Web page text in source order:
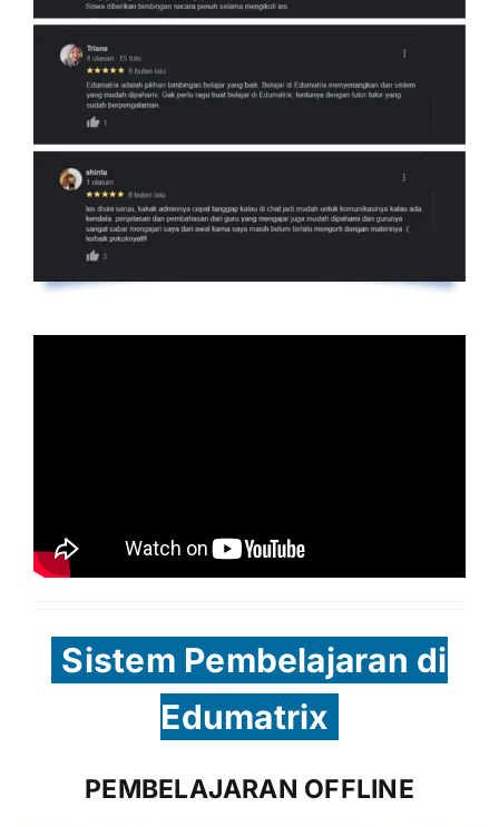
Sistem Pembelajaran di
Edumatrix
PEMBELAJARAN OFFLINE